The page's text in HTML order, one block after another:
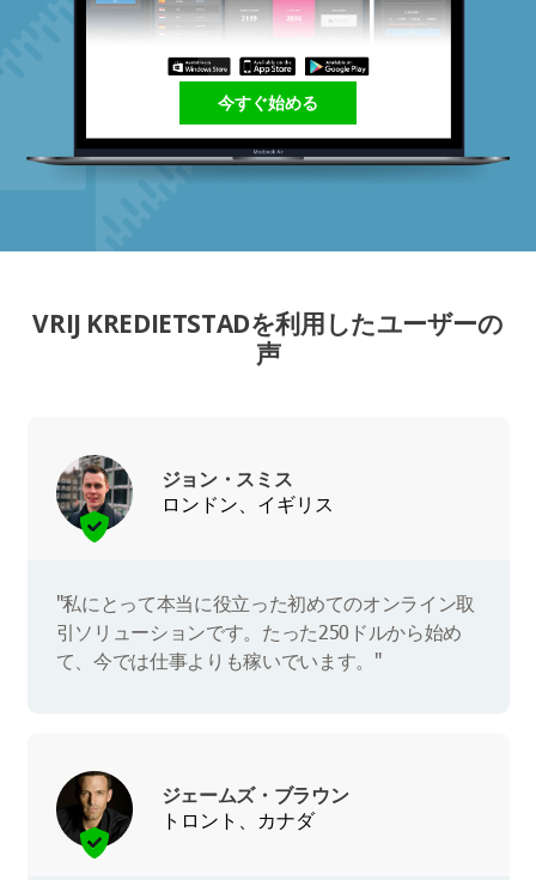
今すぐ始める
VRIJ KREDIETSTADを利用したユーザーの
声
ジョン・スミス
ロンドン、イギリス
"私にとって本当に役立った初めてのオンライン取
引ソリューションです。たった250ドルから始め
て、今では仕事よりも稼いでいます。"
ジェームズ・ブラウン
トロント、カナダ